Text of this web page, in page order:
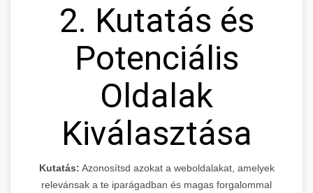
2. Kutatás és
Potenciális
Oldalak
Kiválasztása
Kutatás: Azonosítsd azokat a weboldalakat, amelyek
relevánsak a te iparágadban és magas forgalommal